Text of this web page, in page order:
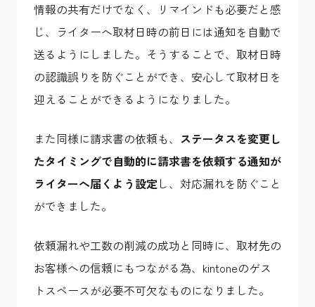
情報の共有だけでなく、リマインドも必要だと感
じ、ライターへ取材日時の前日には通知を自動で
送るようにしました。そうすることで、取材日時
の認識誤りを防ぐことができ、安心して取材日を
迎えることができるようになりました。
また同様に請求書の依頼も、 ステータスを変更し
たタイミングで自動的に請求書を依頼する通知が
ライターへ届くよう設定し、対応漏れを防ぐこと
ができました。
依頼漏れや工数の削減の成功と同時に、取材先の
お客様への信頼にもつながる為、kintoneのゲス
トスペースが必要不可欠なものになりました。